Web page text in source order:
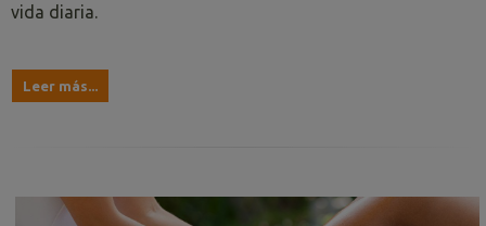
vida diaria.
Leer más...